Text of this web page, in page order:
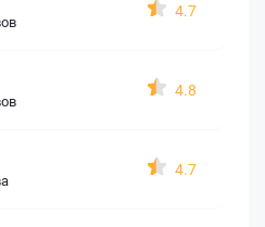
4.7
4.8
4.7